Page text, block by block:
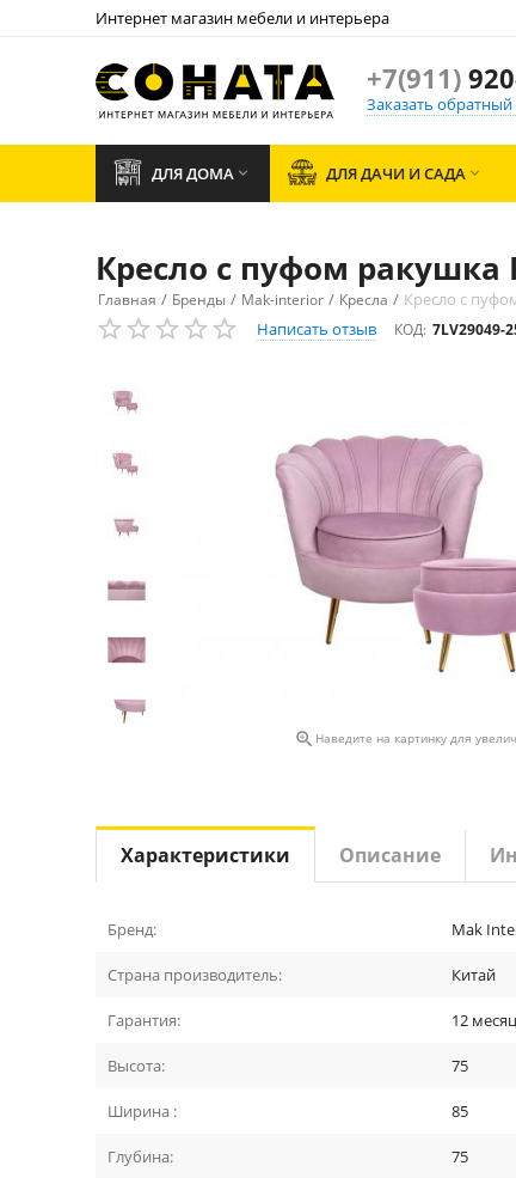
Интернет магазин мебели и интерьера
+7(911)
Заказать обратный
ДЛЯ ДОМА  ДЛЯ ДАЧИ И САДА 
Кресло с пуфом ракушка
Главная / Бренды / Mak-interior / Кресла / Кресло с
Написать отзыв КОД: 7LV29049-
 Наведите на картинку для
Характеристики Описание
Бренд: Mak
Страна производитель: Китай
Гарантия: 12
Высота: 75
Ширина : 85
Глубина: 75